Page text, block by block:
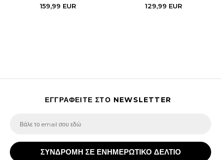
159,99 EUR 129,99 EUR
ΕΓΓΡΑΦΕΙΤΕ ΣΤΟ NEWSLETTER
ΣΥΝΔΡΟΜΗ ΣΕ ΕΝΗΜΕΡΩΤΙΚΟ ΔΕΛΤΙΟ